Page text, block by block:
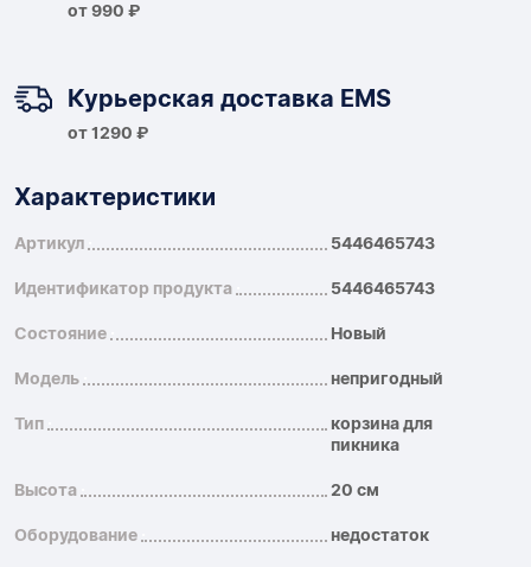
от 990 ₽
Курьерская доставка EMS
от 1290 ₽
Характеристики
Артикул 5446465743
Идентификатор продукта 5446465743
Состояние Новый
Модель непригодный
Тип
корзина для
пикника
Высота 20 см
Оборудование недостаток